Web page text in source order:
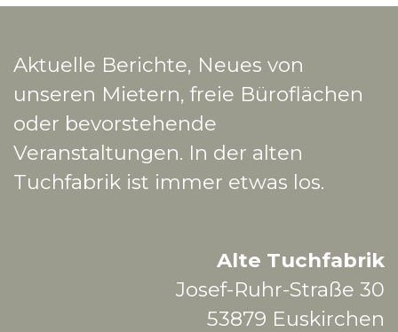
Aktuelle Berichte, Neues von
unseren Mietern, freie Büroflächen
oder bevorstehende
Veranstaltungen. In der alten
Tuchfabrik ist immer etwas los.
Alte Tuchfabrik
Josef-Ruhr-Straße 30
53879 Euskirchen